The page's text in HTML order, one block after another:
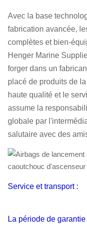
Avec la base
fabrication avancée,
complètes et bien-
Henger Marine
forger dans un
placé de produits de
haute qualité et le
assume la
globale par
salutaire avec des
Service et transport :
La période de